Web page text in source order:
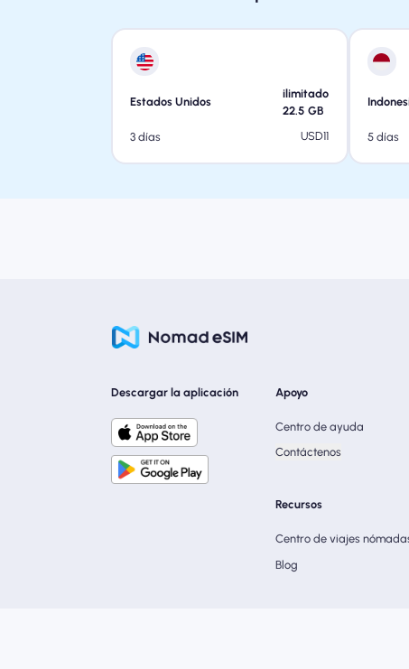
Estados Unidos
ilimitado
22.5 GB
3 días
USD11
5 días
Descargar la aplicación Apoyo
Centro de ayuda
Contáctenos
Recursos
Centro de viajes
Blog